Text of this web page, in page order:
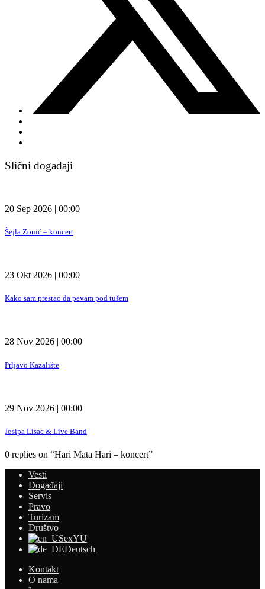
Slični događaji
20 Sep 2026 | 00:00
Šejla Zonić – koncert
23 Okt 2026 | 00:00
Kako sam prestao da pevam pod tušem
28 Nov 2026 | 00:00
Prljavo Kazalište
29 Nov 2026 | 00:00
Josipa Lisac & Live Band
0 replies on “Hari Mata Hari – koncert”
Vesti
Događaji
Servis
Pravo
Turizam
Društvo
exYU
Deutsch
Kontakt
O nama